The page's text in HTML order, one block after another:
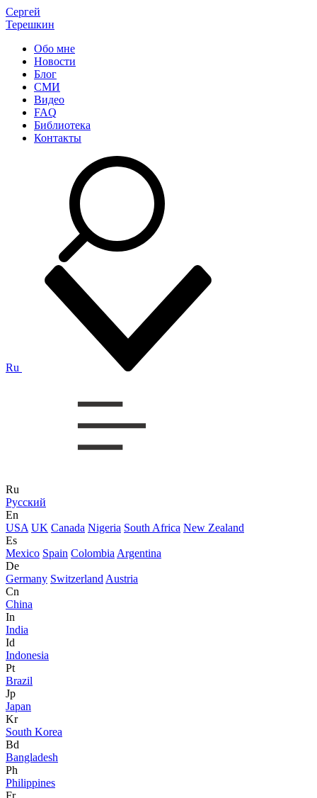
Сергей
Терешкин
Обо мне
Новости
Блог
СМИ
Видео
FAQ
Библиотека
Контакты
Ru
Ru
Русский
En
USA UK Canada Nigeria South Africa New Zealand
Es
Mexico Spain Colombia Argentina
De
Germany Switzerland Austria
Cn
China
In
India
Id
Indonesia
Pt
Brazil
Jp
Japan
Kr
South Korea
Bd
Bangladesh
Ph
Philippines
Fr